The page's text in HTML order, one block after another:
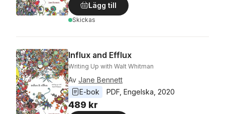
Lägg till
Skickas
Influx and Efflux
Writing Up with Walt Whitman
Av Jane Bennett
E-bok
PDF Engelska 2020
489 kr